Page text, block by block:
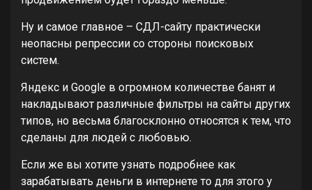
Ну и самое главное – СДЛ-сайту практически
неопасны репрессии со стороны поисковых
систем.
Яндекс и Google в огромном количестве банят и
накладывают различные фильтры на сайты других
типов, но весьма благосклонно относятся к тем, что
сделаны для людей с любовью.
Если же вы хотите узнать подробнее как
зарабатывать деньги в интернете то для этого у